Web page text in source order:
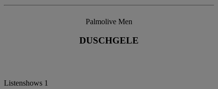
Palmolive Men
DUSCHGELE
Listenshows 1